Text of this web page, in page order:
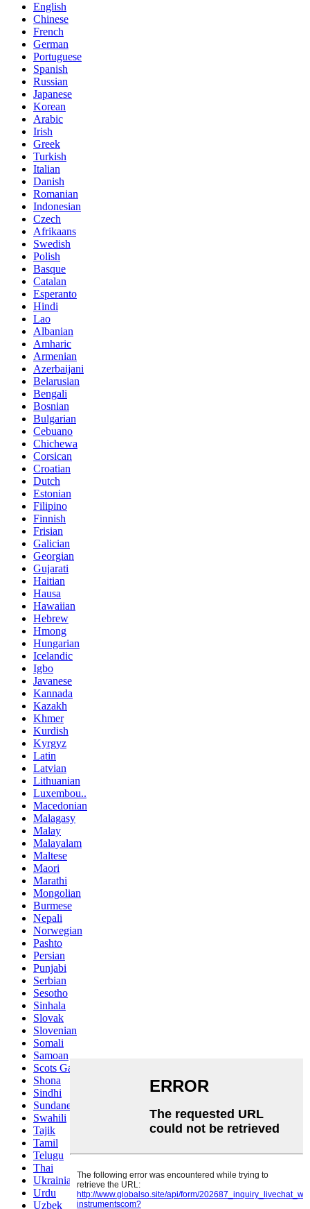
English
Chinese
French
German
Portuguese
Spanish
Russian
Japanese
Korean
Arabic
Irish
Greek
Turkish
Italian
Danish
Romanian
Indonesian
Czech
Afrikaans
Swedish
Polish
Basque
Catalan
Esperanto
Hindi
Lao
Albanian
Amharic
Armenian
Azerbaijani
Belarusian
Bengali
Bosnian
Bulgarian
Cebuano
Chichewa
Corsican
Croatian
Dutch
Estonian
Filipino
Finnish
Frisian
Galician
Georgian
Gujarati
Haitian
Hausa
Hawaiian
Hebrew
Hmong
Hungarian
Icelandic
Igbo
Javanese
Kannada
Kazakh
Khmer
Kurdish
Kyrgyz
Latin
Latvian
Lithuanian
Luxembou..
Macedonian
Malagasy
Malay
Malayalam
Maltese
Maori
Marathi
Mongolian
Burmese
Nepali
Norwegian
Pashto
Persian
Punjabi
Serbian
Sesotho
Sinhala
Slovak
Slovenian
Somali
Samoan
Scots Gaelic
Shona
Sindhi
Sundanese
Swahili
Tajik
Tamil
Telugu
Thai
Ukrainian
Urdu
Uzbek